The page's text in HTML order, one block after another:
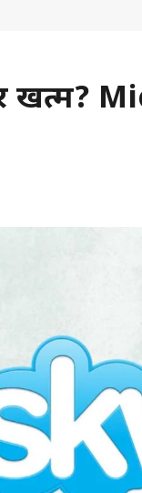
खत्म?